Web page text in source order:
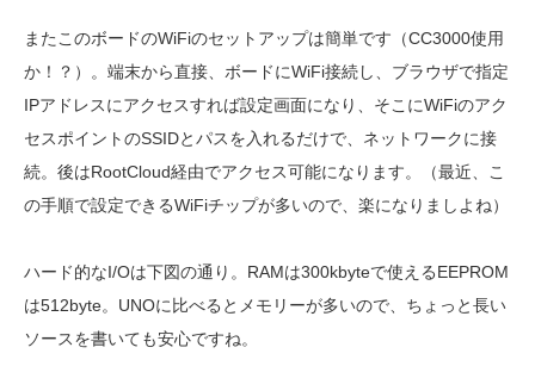
またこのボードのWiFiのセットアップは簡単です（CC3000使用
か！？）。端末から直接、ボードにWiFi接続し、ブラウザで指定
IPアドレスにアクセスすれば設定画面になり、そこにWiFiのアク
セスポイントのSSIDとパスを入れるだけで、ネットワークに接
続。後はRootCloud経由でアクセス可能になります。（最近、こ
の手順で設定できるWiFiチップが多いので、楽になりましよね）
ハード的なI/Oは下図の通り。RAMは300kbyteで使えるEEPROM
は512byte。UNOに比べるとメモリーが多いので、ちょっと長い
ソースを書いても安心ですね。